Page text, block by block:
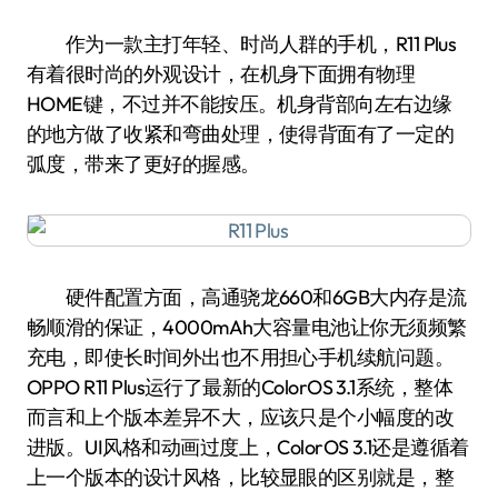
作为一款主打年轻、时尚人群的手机，R11 Plus
有着很时尚的外观设计，在机身下面拥有物理
HOME键，不过并不能按压。机身背部向左右边缘
的地方做了收紧和弯曲处理，使得背面有了一定的
弧度，带来了更好的握感。
硬件配置方面，高通骁龙660和6GB大内存是流
畅顺滑的保证，4000mAh大容量电池让你无须频繁
充电，即使长时间外出也不用担心手机续航问题。
OPPO R11 Plus运行了最新的ColorOS 3.1系统，整体
而言和上个版本差异不大，应该只是个小幅度的改
进版。UI风格和动画过度上，ColorOS 3.1还是遵循着
上一个版本的设计风格，比较显眼的区别就是，整